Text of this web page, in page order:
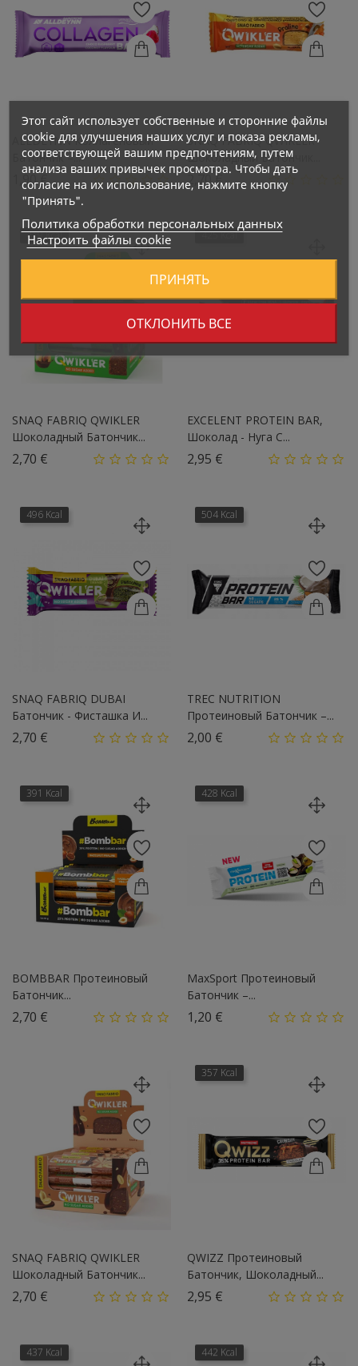
ALLDEYNN Коллагеновый
Батончик –...
1,90 €Цена
SNAQ FABRIQ QWIKLER
Шоколадный Батончик...
2,70 €Цена
419 Kcal
SNAQ FABRIQ QWIKLER
Шоколадный Батончик...
2,70 €
425 Kcal
EXCELENT PROTEIN BAR,
Шоколад - Нуга С...
2,95 €
496 Kcal
SNAQ FABRIQ DUBAI
Батончик - Фисташка И...
2,70 €
504 Kcal
TREC NUTRITION
Протеиновый Батончик –...
2,00 €
391 Kcal
BOMBBAR Протеиновый
Батончик...
2,70 €
428 Kcal
MaxSport Протеиновый
Батончик –...
1,20 €
SNAQ FABRIQ QWIKLER
Шоколадный Батончик...
2,70 €
357 Kcal
QWIZZ Протеиновый
Батончик, Шоколадный...
2,95 €
437 Kcal 442 Kcal
Этот сайт использует собственные и сторонние файлы
cookie для улучшения наших услуг и показа рекламы,
соответствующей вашим предпочтениям, путем
анализа ваших привычек просмотра. Чтобы дать
согласие на их использование, нажмите кнопку
"Принять".
Политика обработки персональных данных
Настроить файлы cookie
ОТКЛОНИТЬ ВСЕ
ПРИНЯТЬ